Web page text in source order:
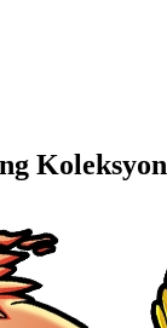
Koleksyon